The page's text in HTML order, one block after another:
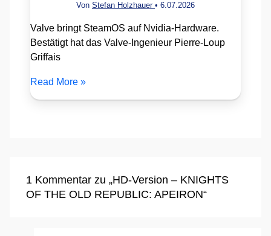
Von Stefan Holzhauer • 6.07.2026
Valve bringt SteamOS auf Nvidia-Hardware.
Bestätigt hat das Valve-Ingenieur Pierre-Loup
Griffais
Read More »
1 Kommentar zu „HD-Version – KNIGHTS
OF THE OLD REPUBLIC: APEIRON“